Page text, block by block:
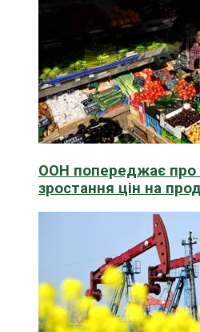
ООН попереджає про
зростання цін на